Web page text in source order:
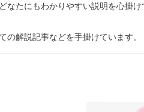
なたにもわかりやすい説明を心掛け
解説記事などを手掛けています。